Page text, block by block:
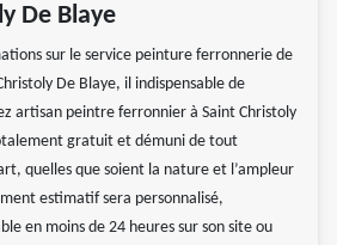
De Blaye
sur le service peinture ferronnerie de
De Blaye, il indispensable de
artisan peintre ferronnier à Saint Christoly
gratuit et démuni de tout
quelles que soient la nature et l’ampleur
estimatif sera personnalisé,
en moins de 24 heures sur son site ou